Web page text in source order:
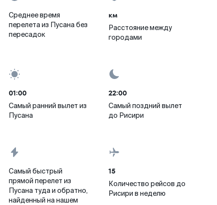
Среднее время
перелета из Пусана без
пересадок
км
Расстояние между
городами
01:00
Самый ранний вылет из
Пусана
22:00
Самый поздний вылет
до Рисири
Самый быстрый
прямой перелет из
Пусана туда и обратно,
найденный на нашем
15
Количество рейсов до
Рисири в неделю